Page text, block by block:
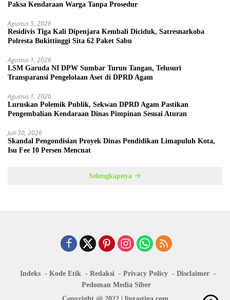
Paksa Kendaraan Warga Tanpa Prosedur
Agustus 5, 2026
Residivis Tiga Kali Dipenjara Kembali Diciduk, Satresnarkoba
Polresta Bukittinggi Sita 62 Paket Sabu
Agustus 1, 2026
LSM Garuda NI DPW Sumbar Turun Tangan, Telusuri
Transparansi Pengelolaan Aset di DPRD Agam
Agustus 1, 2026
Luruskan Polemik Publik, Sekwan DPRD Agam Pastikan
Pengembalian Kendaraan Dinas Pimpinan Sesuai Aturan
Juli 30, 2026
Skandal Pengondisian Proyek Dinas Pendidikan Limapuluh Kota,
Isu Fee 10 Persen Mencuat
Selengkapnya
Indeks Kode Etik Redaksi Privacy Policy
Disclaimer
Pedoman Media Siber
Copyright @ 2022 | lintastiga.com